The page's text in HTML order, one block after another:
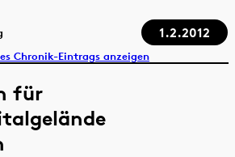
1.2.2012
Chronik-Eintrags anzeigen
für